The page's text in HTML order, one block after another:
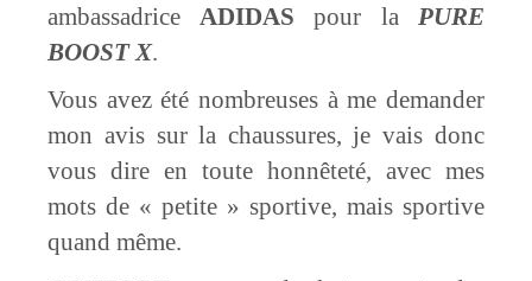
ambassadriceADIDAS pour la PURE
BOOST X.
Vous avez été nombreuses à me demander
mon avis sur la chaussures, je vais donc
vous dire en toute honnêteté, avec mes
mots de « petite » sportive, mais sportive
quand même.